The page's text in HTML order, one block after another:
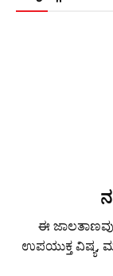
ಈ
ಉಪಯುಕ್ತ ವಿಷ್ಯ,